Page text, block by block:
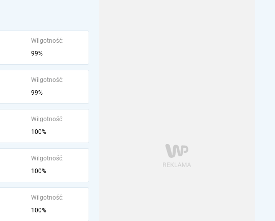
Wilgotność:
99%
Wilgotność:
99%
Wilgotność:
100%
Wilgotność:
100%
Wilgotność:
100%